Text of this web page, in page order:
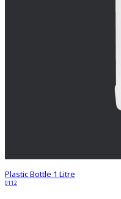
Plastic Bottle 1 Litre
0112